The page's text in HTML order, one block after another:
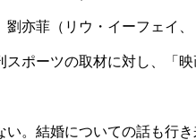
亦菲（リウ・イーフェイ、
ポーツの取材に対し、「
。結婚についての話も行き